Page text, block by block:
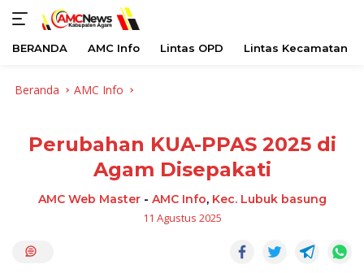
BERANDA AMC Info Lintas OPD Lintas Kecamatan
Beranda AMC Info
Perubahan KUA-PPAS 2025 di
Agam Disepakati
AMC Web Master- AMC Info, Kec. Lubuk basung
11 Agustus 2025